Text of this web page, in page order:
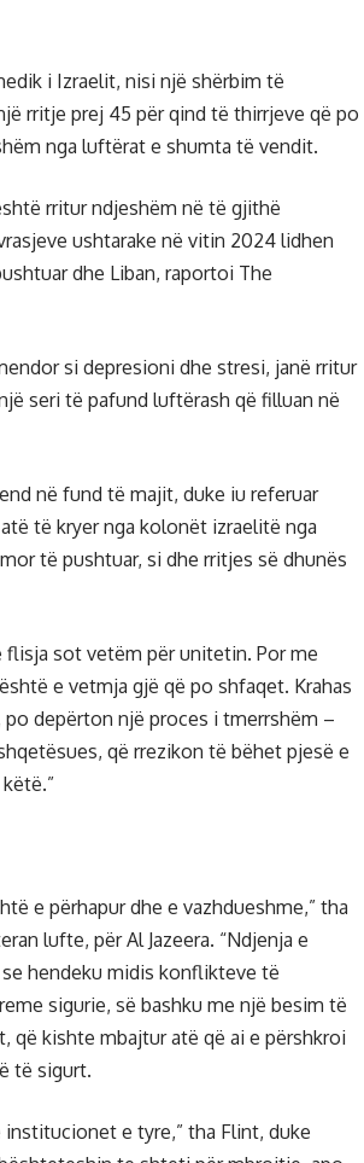
i Izraelit, nisi një shërbim të
rritje prej 45 për qind të thirrjeve që po
nga luftërat e shumta të vendit.
rritur ndjeshëm në të gjithë
ushtarake në vitin 2024 lidhen
dhe Liban, raportoi The
si depresioni dhe stresi, janë rritur
seri të pafund luftërash që filluan në
në fund të majit, duke iu referuar
të kryer nga kolonët izraelitë nga
të pushtuar, si dhe rritjes së dhunës
sot vetëm për unitetin. Por me
e vetmja gjë që po shfaqet. Krahas
depërton një proces i tmerrshëm –
që rrezikon të bëhet pjesë e
e përhapur dhe e vazhdueshme,” tha
lufte, për Al Jazeera. “Ndjenja e
hendeku midis konflikteve të
sigurie, së bashku me një besim të
që kishte mbajtur atë që ai e përshkroi
të sigurt.
e tyre,” tha Flint, duke